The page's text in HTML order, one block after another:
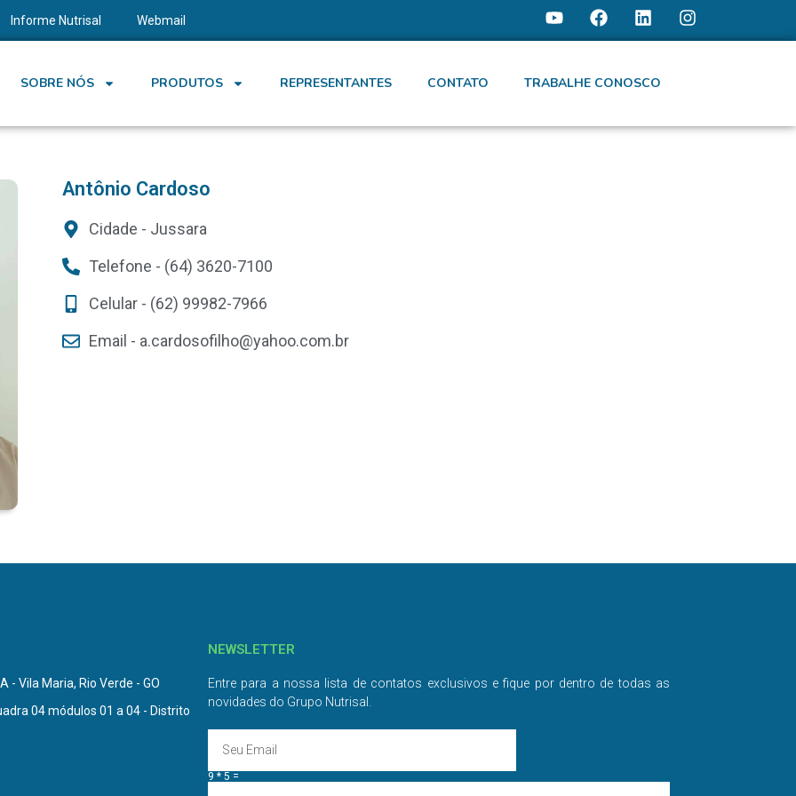
Informe Nutrisal Webmail
SOBRE NÓS PRODUTOS REPRESENTANTES CONTATO TRABALHE CONOSCO
Antônio Cardoso
Cidade - Jussara
Telefone - (64) 3620-7100
Celular - (62) 99982-7966
Email - a.cardosofilho@yahoo.com.br
- Vila Maria, Rio Verde - GO
04 módulos 01 a 04 - Distrito
NEWSLETTER
Entre para a nossa lista de contatos exclusivos e fique por dentro de todas as
novidades do Grupo Nutrisal.
9 * 5 =